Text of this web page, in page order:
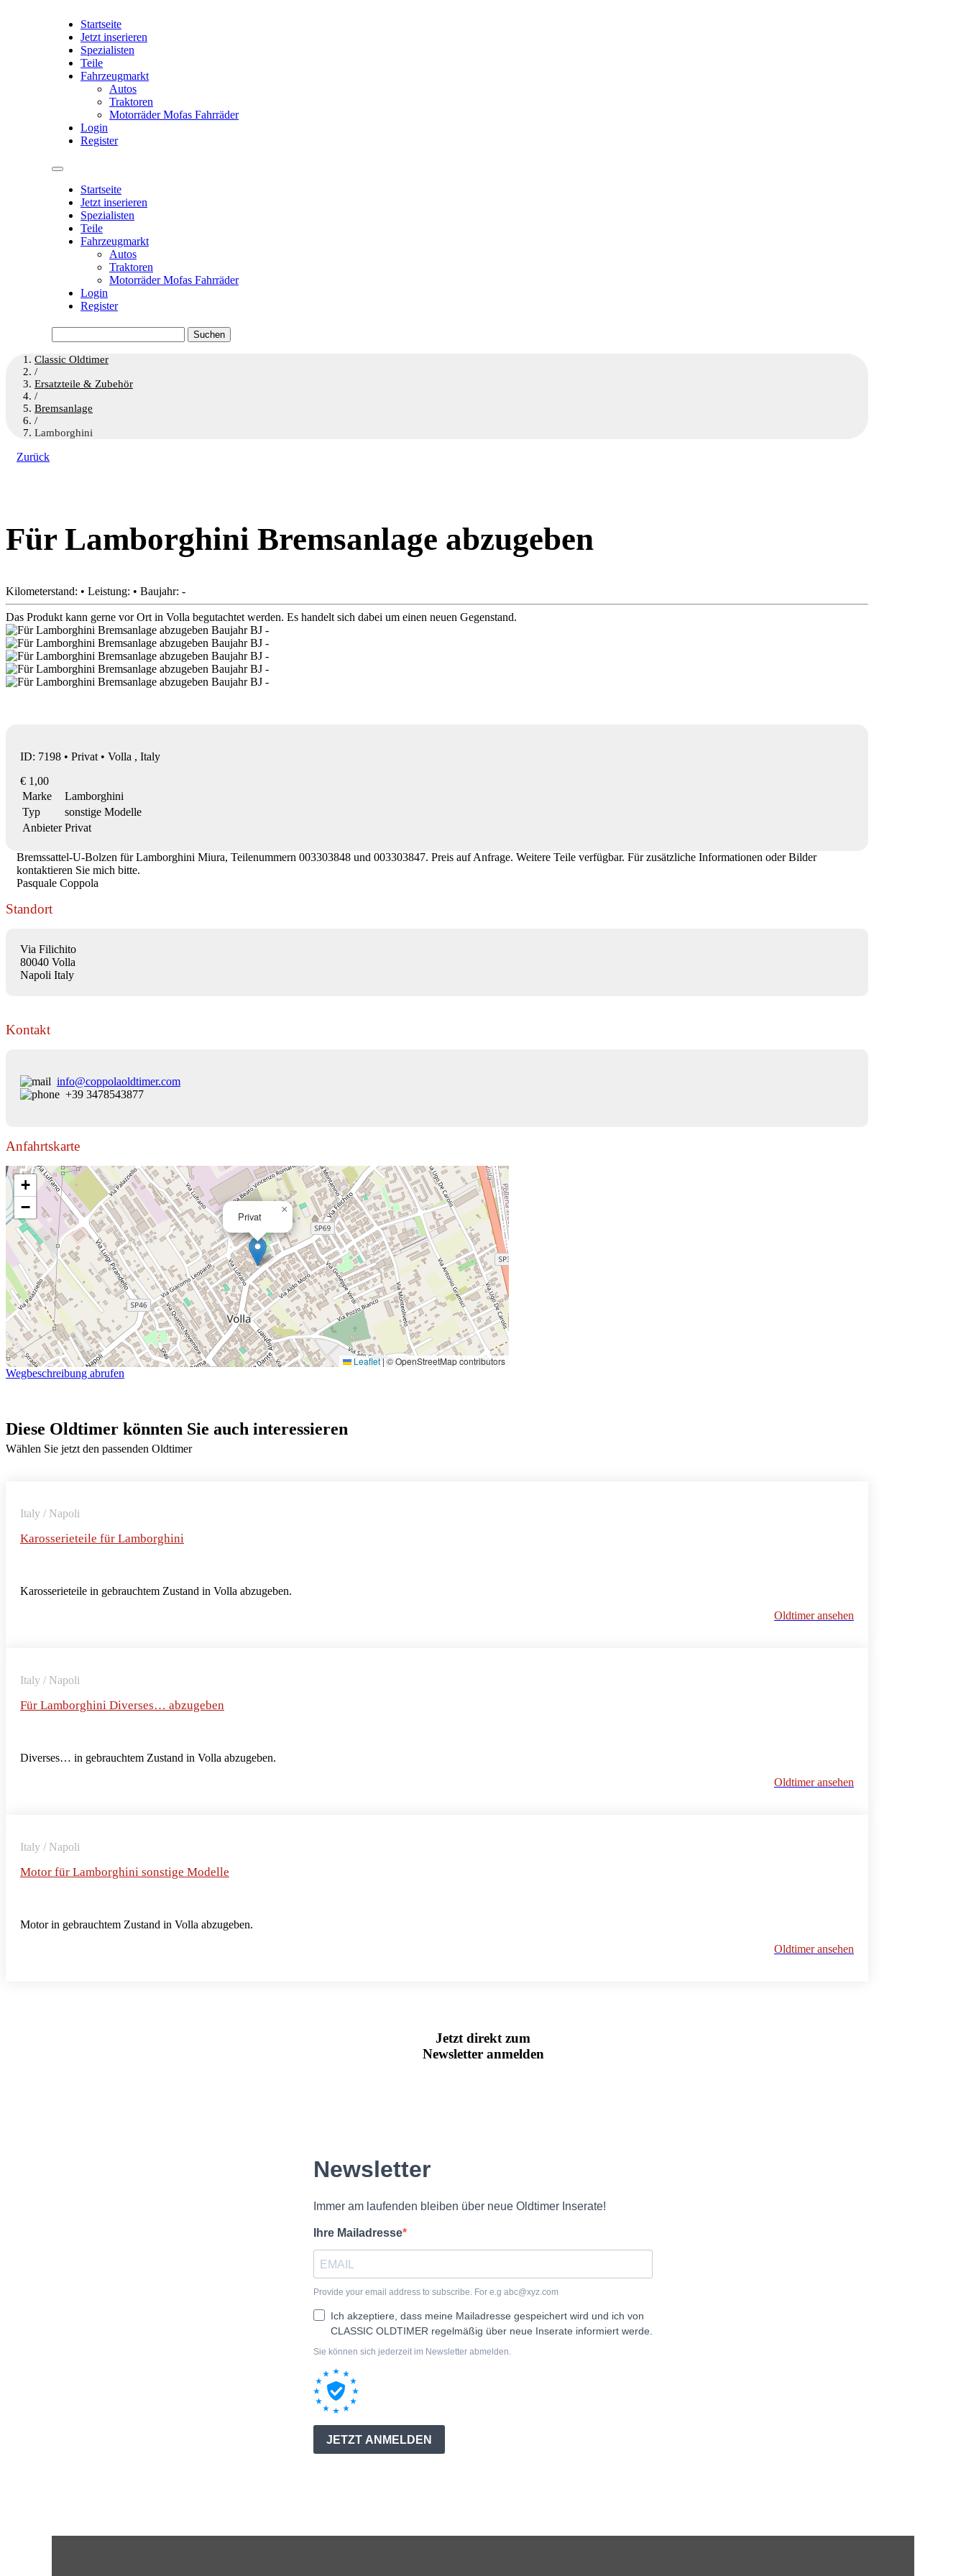
Startseite
Jetzt inserieren
Spezialisten
Teile
Fahrzeugmarkt
Autos
Traktoren
Motorräder Mofas Fahrräder
Login
Register
Startseite
Jetzt inserieren
Spezialisten
Teile
Fahrzeugmarkt
Autos
Traktoren
Motorräder Mofas Fahrräder
Login
Register
nach:
Classic Oldtimer
/
Ersatzteile & Zubehör
/
Bremsanlage
/
Lamborghini
Zurück
Für Lamborghini Bremsanlage abzugeben
Kilometerstand: • Leistung: • Baujahr: -
Das Produkt kann gerne vor Ort in Volla begutachtet werden. Es handelt sich dabei um einen neuen Gegenstand.
ID: 7198 • Privat • Volla , Italy
€ 1,00
Marke
Lamborghini
Typ
sonstige Modelle
Anbieter Privat
Bremssattel-U-Bolzen für Lamborghini Miura, Teilenummern 003303848 und 003303847. Preis auf Anfrage. Weitere Teile verfügbar. Für zusätzliche Informationen oder Bilder
kontaktieren Sie mich bitte.
Pasquale Coppola
Standort
Via Filichito
80040 Volla
Napoli Italy
Kontakt
info@coppolaoldtimer.com
+39 3478543877
Anfahrtskarte
Privat
×
+
−
Leaflet |© OpenStreetMap contributors
Wegbeschreibung abrufen
Diese Oldtimer könnten Sie auch interessieren
Wählen Sie jetzt den passenden Oldtimer
Italy / Napoli
Karosserieteile für Lamborghini
Karosserieteile in gebrauchtem Zustand in Volla abzugeben.
Oldtimer ansehen
Italy / Napoli
Für Lamborghini Diverses… abzugeben
Diverses… in gebrauchtem Zustand in Volla abzugeben.
Oldtimer ansehen
Italy / Napoli
Motor für Lamborghini sonstige Modelle
Motor in gebrauchtem Zustand in Volla abzugeben.
Oldtimer ansehen
Jetzt direkt zum
Newsletter anmelden